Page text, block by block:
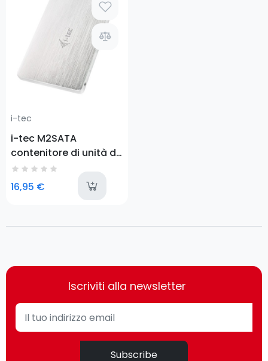
i-tec
i-tec M2SATA
contenitore di unità di
archiviazione Box
esterno SSD Metallico
2.5"
16,95 €
Iscriviti alla newsletter
Subscribe